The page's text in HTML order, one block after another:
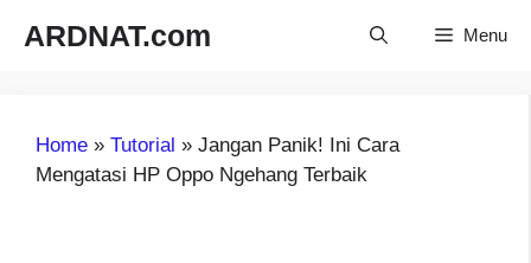
ARDNAT.com Menu
Home » Tutorial » Jangan Panik! Ini Cara
Mengatasi HP Oppo Ngehang Terbaik